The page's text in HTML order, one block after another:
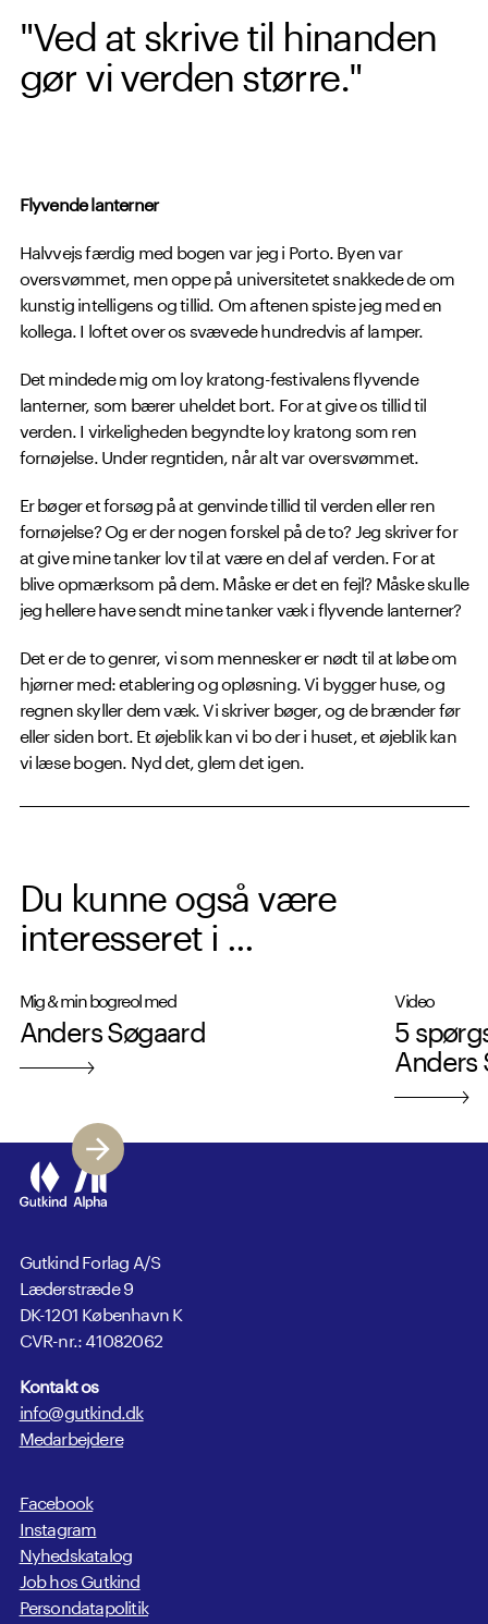
"Ved at skrive til hinanden
gør vi verden større."
Flyvende lanterner
Halvvejs færdig med bogen var jeg i Porto. Byen var
oversvømmet, men oppe på universitetet snakkede de om
kunstig intelligens og tillid. Om aftenen spiste jeg med en
kollega. I loftet over os svævede hundredvis af lamper.
Det mindede mig om loy kratong-festivalens flyvende
lanterner, som bærer uheldet bort. For at give os tillid til
verden. I virkeligheden begyndte loy kratong som ren
fornøjelse. Under regntiden, når alt var oversvømmet.
Er bøger et forsøg på at genvinde tillid til verden eller ren
fornøjelse? Og er der nogen forskel på de to? Jeg skriver for
at give mine tanker lov til at være en del af verden. For at
blive opmærksom på dem. Måske er det en fejl? Måske skulle
jeg hellere have sendt mine tanker væk i flyvende lanterner?
Det er de to genrer, vi som mennesker er nødt til at løbe om
hjørner med: etablering og opløsning. Vi bygger huse, og
regnen skyller dem væk. Vi skriver bøger, og de brænder før
eller siden bort. Et øjeblik kan vi bo der i huset, et øjeblik kan
vi læse bogen. Nyd det, glem det igen.
Du kunne også være
interesseret i ...
Mig & min bogreol med
Anders Søgaard
Video
5
Anders
Gutkind Forlag A/S
Læderstræde 9
DK-1201 København K
CVR-nr.: 41082062
Kontakt os
info@gutkind.dk
Medarbejdere
Facebook
Instagram
Nyhedskatalog
Job hos Gutkind
Persondatapolitik